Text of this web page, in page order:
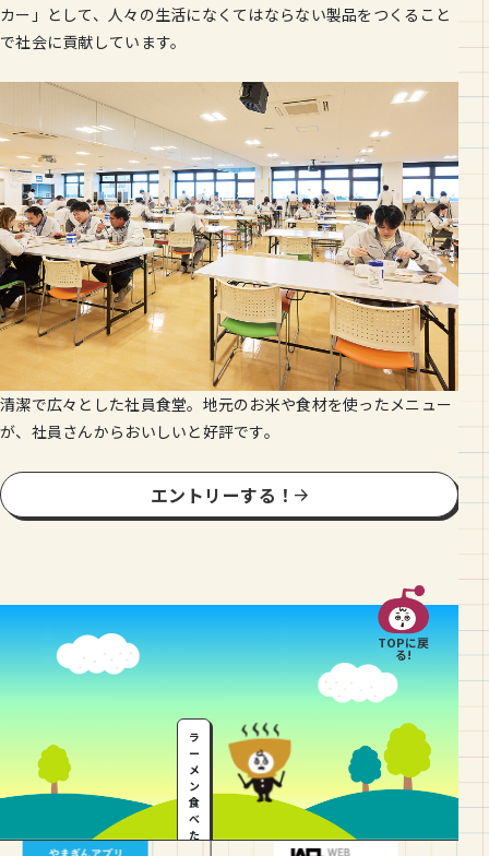
カー」として、人々の生活になくてはならない製品をつくること
で社会に貢献しています。
清潔で広々とした社員食堂。地元のお米や食材を使ったメニュー
が、社員さんからおいしいと好評です。
エントリーする！
TOPに戻
る!
ラ
ー
メ
ン
食
べ
た